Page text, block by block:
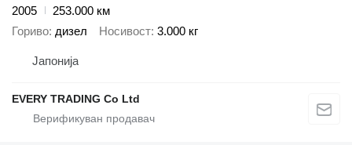
2005
253.000 км
Гориво дизел Носивост 3.000 кг
Јапонија
EVERY TRADING Co Ltd